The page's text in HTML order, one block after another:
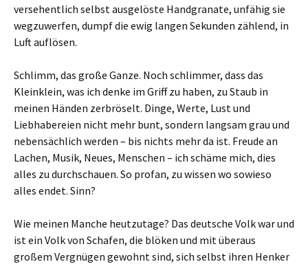
versehentlich selbst ausgelöste Handgranate, unfähig sie
wegzuwerfen, dumpf die ewig langen Sekunden zählend, in
Luft auflösen.
Schlimm, das große Ganze. Noch schlimmer, dass das
Kleinklein, was ich denke im Griff zu haben, zu Staub in
meinen Händen zerbröselt. Dinge, Werte, Lust und
Liebhabereien nicht mehr bunt, sondern langsam grau und
nebensächlich werden – bis nichts mehr da ist. Freude an
Lachen, Musik, Neues, Menschen – ich schäme mich, dies
alles zu durchschauen. So profan, zu wissen wo sowieso
alles endet. Sinn?
Wie meinen Manche heutzutage? Das deutsche Volk war und
ist ein Volk von Schafen, die blöken und mit überaus
großem Vergnügen gewohnt sind, sich selbst ihren Henker